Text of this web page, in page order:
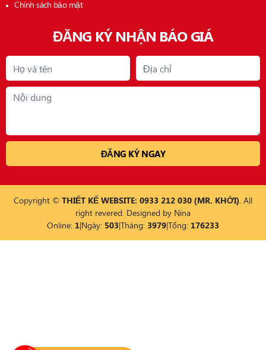
Chính sách bảo mật
ĐĂNG KÝ NHẬN BÁO GIÁ
Copyright © THIẾT KẾ WEBSITE: 0933 212 030 (MR. KHỞI). All
right revered. Designed by Nina
Online: 1|Ngày: 503|Tháng: 3979|Tổng: 176233